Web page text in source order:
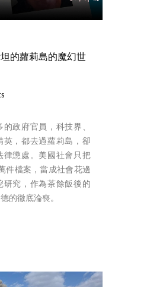
的蘿莉島的魔幻世
政府官員，科技界、
英，都去過蘿莉島，卻
律懲處。美國社會只把
件檔案，當成社會花邊
研究，作為茶餘飯後的
的徹底淪喪。